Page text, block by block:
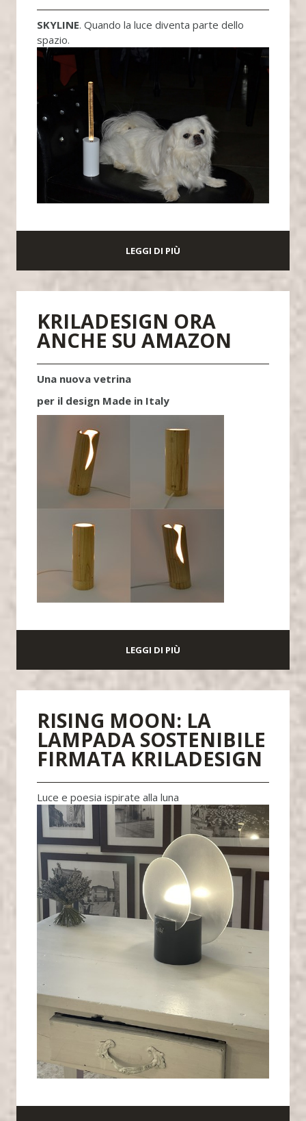
SKYLINE. Quando la luce diventa parte dello
spazio.
LEGGI DI PIÙ
KRILADESIGN ORA
ANCHE SU AMAZON
Una nuova vetrina
per il design Made in Italy
LEGGI DI PIÙ
RISING MOON: LA
LAMPADA SOSTENIBILE
FIRMATA KRILADESIGN
Luce e poesia ispirate alla luna